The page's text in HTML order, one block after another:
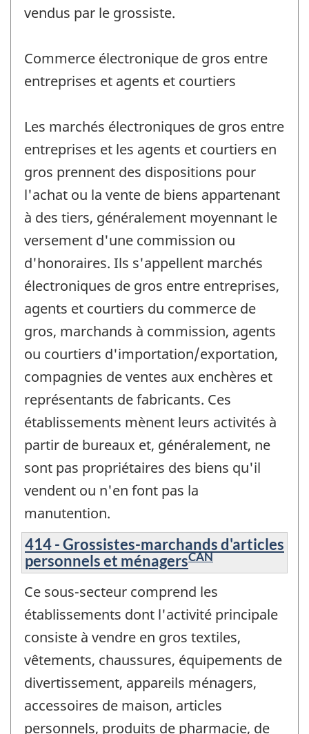
vendus par le grossiste.
Commerce électronique de gros entre
entreprises et agents et courtiers
Les marchés électroniques de gros entre
entreprises et les agents et courtiers en
gros prennent des dispositions pour
l'achat ou la vente de biens appartenant
à des tiers, généralement moyennant le
versement d'une commission ou
d'honoraires. Ils s'appellent marchés
électroniques de gros entre entreprises,
agents et courtiers du commerce de
gros, marchands à commission, agents
ou courtiers d'importation/exportation,
compagnies de ventes aux enchères et
représentants de fabricants. Ces
établissements mènent leurs activités à
partir de bureaux et, généralement, ne
sont pas propriétaires des biens qu'il
vendent ou n'en font pas la
manutention.
414 - Grossistes-marchands d'articles
personnels et ménagersCAN
Ce sous-secteur comprend les
établissements dont l'activité principale
consiste à vendre en gros textiles,
vêtements, chaussures, équipements de
divertissement, appareils ménagers,
accessoires de maison, articles
personnels, produits de pharmacie, de